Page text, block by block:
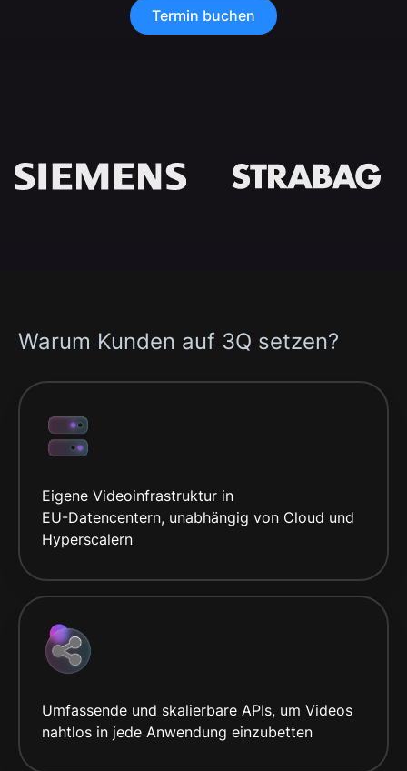
Termin buchen
Warum Kunden auf 3Q setzen?
Eigene Videoinfrastruktur in
EU-Datencentern, unabhängig von Cloud und
Hyperscalern
Umfassende und skalierbare APIs, um Videos
nahtlos in jede Anwendung einzubetten